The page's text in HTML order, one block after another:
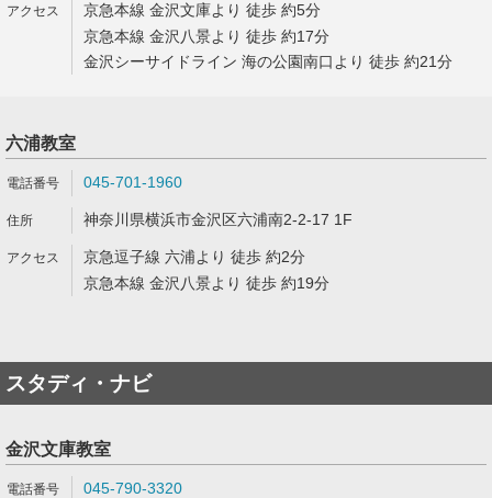
京急本線 金沢文庫より 徒歩 約5分
京急本線 金沢八景より 徒歩 約17分
金沢シーサイドライン 海の公園南口より 徒歩 約21分
六浦教室
045-701-1960
神奈川県横浜市金沢区六浦南2-2-17 1F
京急逗子線 六浦より 徒歩 約2分
京急本線 金沢八景より 徒歩 約19分
スタディ・ナビ
金沢文庫教室
045-790-3320